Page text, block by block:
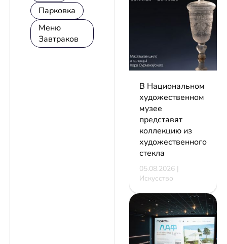
Парковка
Меню
Завтраков
В Национальном
художественном
музее
представят
коллекцию из
художественного
стекла
05.08.2026 |
Искусство